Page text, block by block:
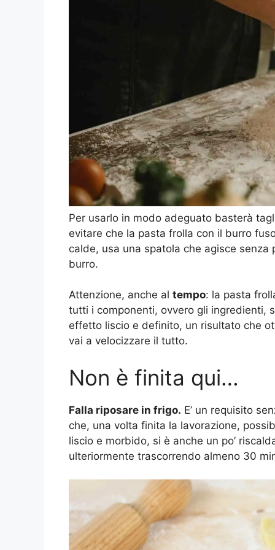
Per usarlo in modo adeguato basterà
evitare che la pasta frolla con il burro
calde, usa una spatola che agisce
burro.
Attenzione, anche al tempo: la pasta
tutti i componenti, ovvero gli ingredienti,
effetto liscio e definito, un risultato che
vai a velocizzare il tutto.
Non è finita qui…
Falla riposare in frigo. E’ un requisito
che, una volta finita la lavorazione,
liscio e morbido, si è anche un po’
ulteriormente trascorrendo almeno 30